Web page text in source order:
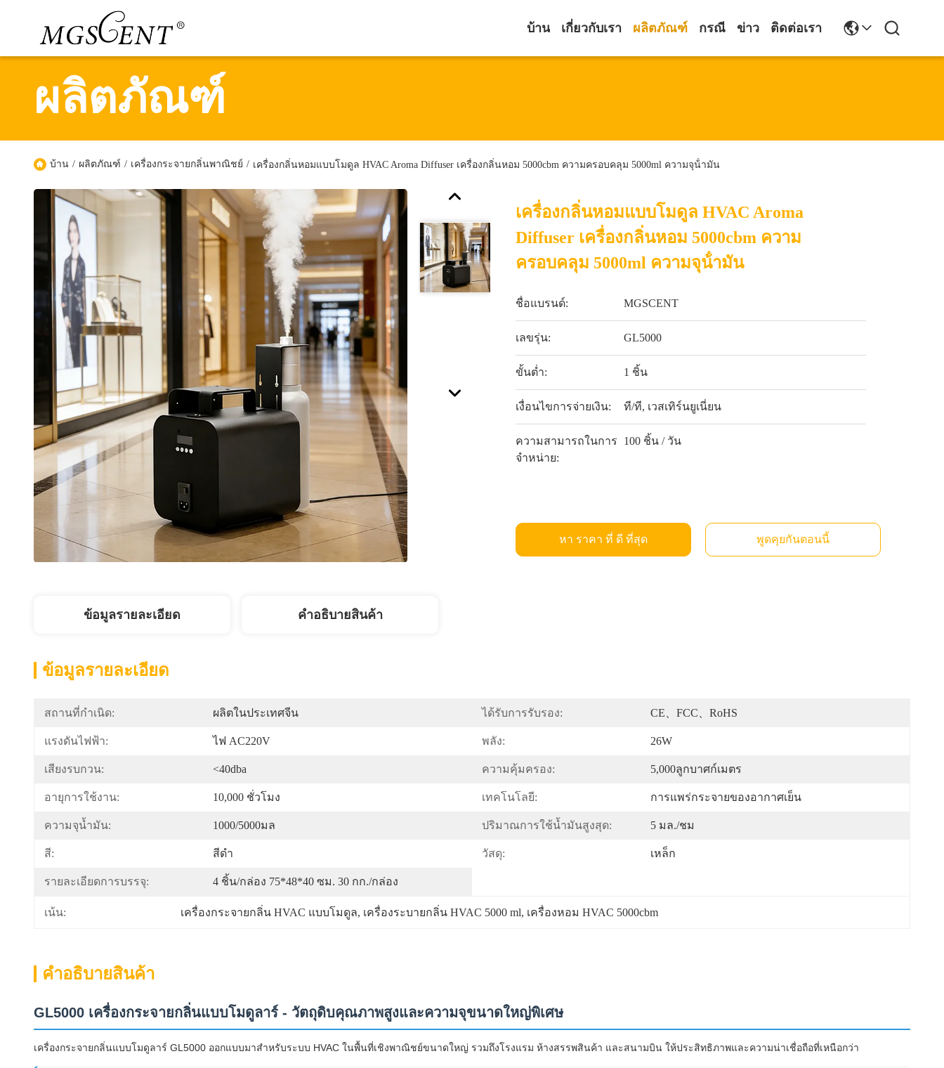
บ้าน เกี่ยวกับเรา ผลิตภัณฑ์ กรณี ข่าว ติดต่อเรา
ผลิตภัณฑ์
บ้าน / ผลิตภัณฑ์ / เครื่องกระจายกลิ่นพาณิชย์ / เครื่องกลิ่นหอมแบบโมดูล HVAC Aroma Diffuser เครื่องกลิ่นหอม 5000cbm ความครอบคลุม 5000ml ความจุน้ํามัน
เครื่องกลิ่นหอมแบบโมดูล HVAC Aroma
Diffuser เครื่องกลิ่นหอม 5000cbm ความ
ครอบคลุม 5000ml ความจุน้ํามัน
ชื่อแบรนด์: MGSCENT
เลขรุ่น: GL5000
ขั้นต่ำ: 1 ชิ้น
เงื่อนไขการจ่ายเงิน: ที/ที, เวสเทิร์นยูเนี่ยน
ความสามารถในการ
จําหน่าย:
100 ชิ้น / วัน
หา ราคา ที่ ดี ที่สุด พูดคุยกันตอนนี้
ข้อมูลรายละเอียด คําอธิบายสินค้า
ข้อมูลรายละเอียด
สถานที่กำเนิด: ผลิตในประเทศจีน ได้รับการรับรอง: CE、FCC、RoHS
แรงดันไฟฟ้า: ไฟ AC220V พลัง: 26W
เสียงรบกวน: <40dba ความคุ้มครอง: 5,000ลูกบาศก์เมตร
อายุการใช้งาน: 10,000 ชั่วโมง เทคโนโลยี: การแพร่กระจายของอากาศเย็น
ความจุน้ำมัน: 1000/5000มล ปริมาณการใช้น้ำมันสูงสุด: 5 มล./ชม
สี: สีดำ วัสดุ: เหล็ก
รายละเอียดการบรรจุ: 4 ชิ้น/กล่อง 75*48*40 ซม. 30 กก./กล่อง
เน้น: เครื่องกระจายกลิ่น HVAC แบบโมดูล, เครื่องระบายกลิ่น HVAC 5000 ml, เครื่องหอม HVAC 5000cbm
คําอธิบายสินค้า
GL5000 เครื่องกระจายกลิ่นแบบโมดูลาร์ - วัตถุดิบคุณภาพสูงและความจุขนาดใหญ่พิเศษ
เครื่องกระจายกลิ่นแบบโมดูลาร์ GL5000 ออกแบบมาสำหรับระบบ HVAC ในพื้นที่เชิงพาณิชย์ขนาดใหญ่ รวมถึงโรงแรม ห้างสรรพสินค้า และสนามบิน ให้ประสิทธิภาพและความน่าเชื่อถือที่เหนือกว่า